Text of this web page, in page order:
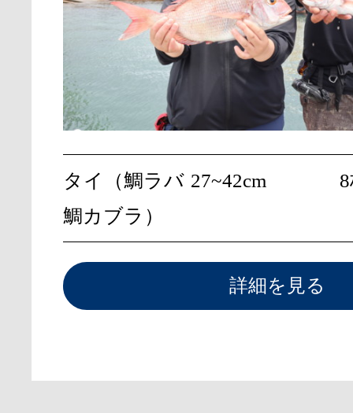
タイ（鯛ラバ
鯛カブラ）
27~42cm
詳細を見る